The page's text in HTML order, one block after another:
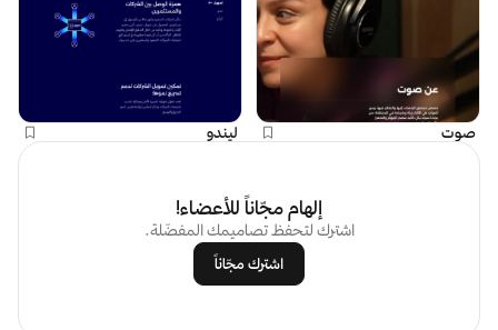
صوت ليندو
إلهام مجّاناً للأعضاء!
اشترك لتحفظ تصاميمك المفضّلة.
اشترك مجّاناً